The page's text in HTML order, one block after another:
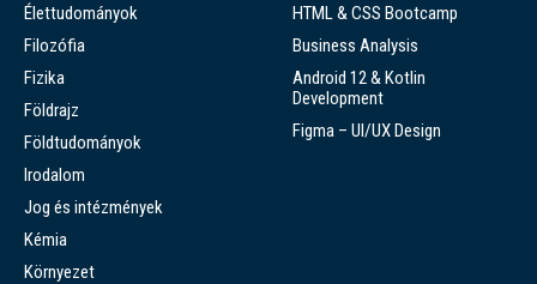
Élettudományok
Filozófia
Fizika
Földrajz
Földtudományok
Irodalom
Jog és intézmények
Kémia
Környezet
HTML & CSS Bootcamp
Business Analysis
Android 12 & Kotlin
Development
Figma – UI/UX Design